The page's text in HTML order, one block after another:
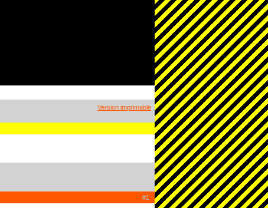
Version imprimable
#1